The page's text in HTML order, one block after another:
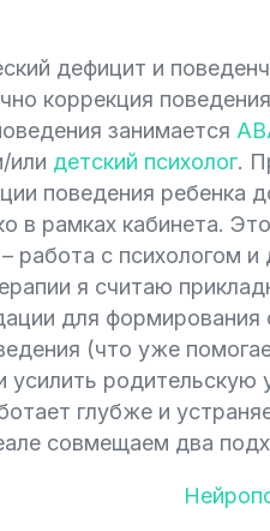
дефицит и
коррекция
занимается
или детский психолог.
поведения ребенка
в рамках кабинета.
работа с психологом и
я считаю
для формирования
(что уже
усилить родительскую
глубже и
совмещаем два